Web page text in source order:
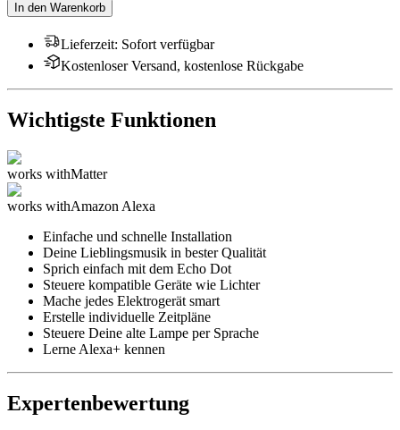
In den Warenkorb
Lieferzeit: Sofort verfügbar
Kostenloser Versand, kostenlose Rückgabe
Wichtigste Funktionen
works withMatter
works withAmazon Alexa
Einfache und schnelle Installation
Deine Lieblingsmusik in bester Qualität
Sprich einfach mit dem Echo Dot
Steuere kompatible Geräte wie Lichter
Mache jedes Elektrogerät smart
Erstelle individuelle Zeitpläne
Steuere Deine alte Lampe per Sprache
Lerne Alexa+ kennen
Expertenbewertung